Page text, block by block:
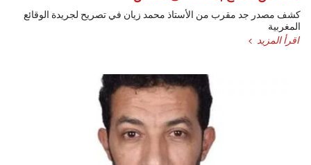
كشف مصدر جد مقرب من الأستاذ محمد زيان في تصريح لجريدة الوقائع
المغربية
اقرأ المزيد